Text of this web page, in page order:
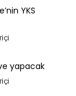
YKS
yapacak